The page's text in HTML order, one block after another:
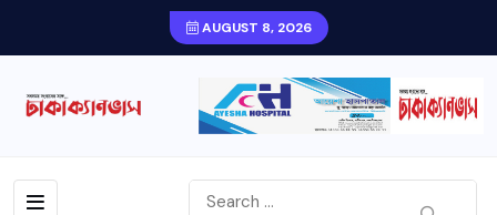
AUGUST 8, 2026